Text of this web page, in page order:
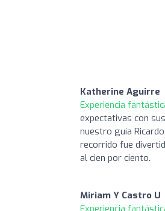
Katherine Aguirre
Experiencia
expectativas con
nuestro guía
recorrido fue
al cien por ciento.
Miriam Y Castro U
Experiencia